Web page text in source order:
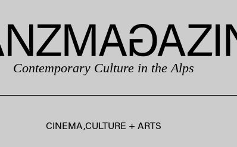
Contemporary Culture in the Alps
CINEMA,CULTURE + ARTS